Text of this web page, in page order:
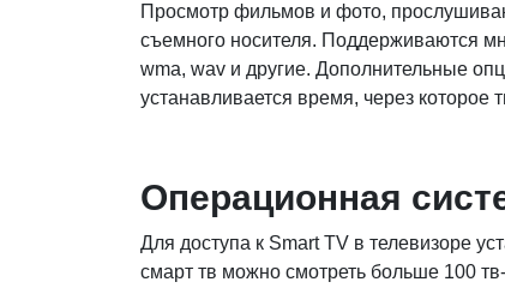
Просмотр фильмов и фото,
съемного носителя. Поддерживаются
wma, wav и другие. Дополнительные
устанавливается время, через которое
Операционная
Для доступа к Smart TV в телевизоре
смарт тв можно смотреть больше 100